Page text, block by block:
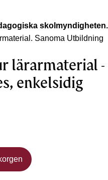
skolmyndigheten.
Sanoma Utbildning
lärarmaterial -
enkelsidig